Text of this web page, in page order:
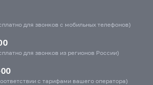
для звонков с мобильных телефонов)
для звонков из регионов России)
с тарифами вашего оператора)